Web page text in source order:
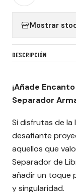
Mostrar
DESCRIPCIÓN
¡Añade
Separador
Si disfrutas de la
desafiante
aquellos que
Separador de
añadir un toque
y singularidad.